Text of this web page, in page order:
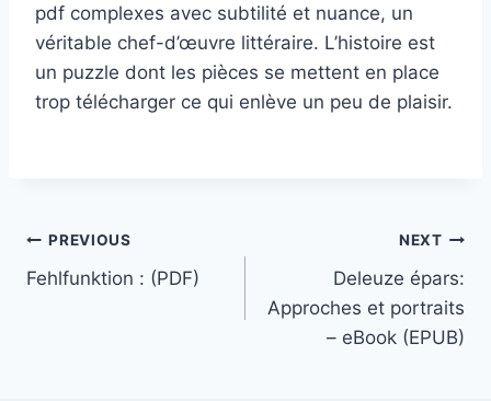
pdf complexes avec subtilité et nuance, un
véritable chef-d’œuvre littéraire. L’histoire est
un puzzle dont les pièces se mettent en place
trop télécharger ce qui enlève un peu de plaisir.
PREVIOUS
Fehlfunktion : (PDF)
NEXT
Deleuze épars:
Approches et portraits
– eBook (EPUB)